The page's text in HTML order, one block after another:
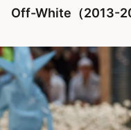
Off-White（2013-